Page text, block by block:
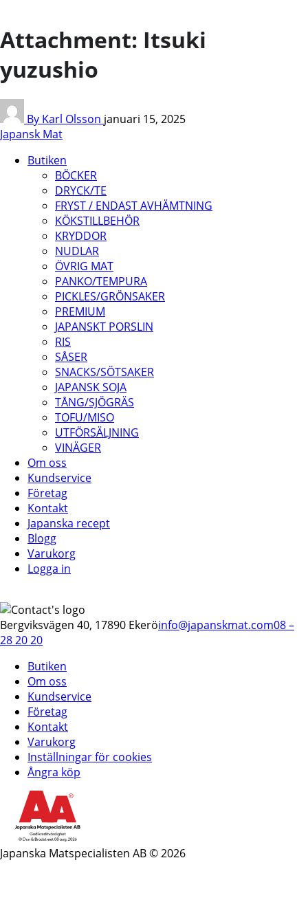
Attachment: Itsuki
yuzushio
By Karl Olsson januari 15, 2025
Japansk Mat
Butiken
BÖCKER
DRYCK/TE
FRYST / ENDAST AVHÄMTNING
KÖKSTILLBEHÖR
KRYDDOR
NUDLAR
ÖVRIG MAT
PANKO/TEMPURA
PICKLES/GRÖNSAKER
PREMIUM
JAPANSKT PORSLIN
RIS
SÅSER
SNACKS/SÖTSAKER
JAPANSK SOJA
TÅNG/SJÖGRÄS
TOFU/MISO
UTFÖRSÄLJNING
VINÄGER
Om oss
Kundservice
Företag
Kontakt
Japanska recept
Blogg
Varukorg
Logga in
Bergviksvägen 40, 17890 Ekeröinfo@japanskmat.com08 –
28 20 20
Butiken
Om oss
Kundservice
Företag
Kontakt
Varukorg
Inställningar för cookies
Ångra köp
Japanska Matspecialisten AB © 2026